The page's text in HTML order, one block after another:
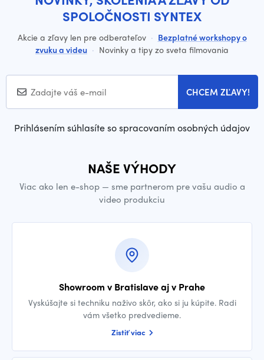
SPOLOČNOSTI SYNTEX
Akcie a zľavy len pre odberateľov · Bezplatné workshopy o
zvuku a videu · Novinky a tipy zo sveta filmovania
CHCEM ZĽAVY!
Prihlásením súhlasíte so spracovaním osobných údajov
NAŠE VÝHODY
Viac ako len e-shop — sme partnerom pre vašu audio a
video produkciu
Showroom v Bratislave aj v Prahe
Vyskúšajte si techniku naživo skôr, ako si ju kúpite. Radi
vám všetko predvedieme.
Zistiť viac